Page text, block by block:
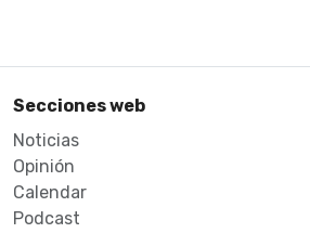
Secciones web
Noticias
Opinión
Calendar
Podcast